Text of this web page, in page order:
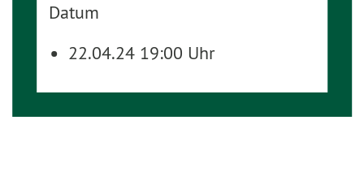
Datum
22.04.24 19:00 Uhr